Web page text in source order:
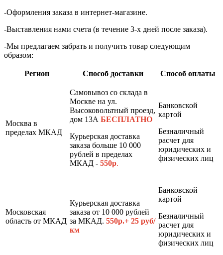
-Оформления заказа в интернет-магазине.
-Выставления нами счета (в течение 3-х дней после заказа).
-Мы предлагаем забрать и получить товар следующим
образом:
Регион Способ доставки Способ оплаты
Москва в
пределах МКАД
Самовывоз со склада в
Москве на ул.
Высоковольтный проезд,
дом 13А БЕСПЛАТНО
Курьерская доставка
заказа больше 10 000
рублей в пределах
МКАД - 550р.
Банковской
картой
Безналичный
расчет для
юридических и
физических лиц
Московская
область от МКАД
Курьерская доставка
заказа от 10 000 рублей
за МКАД. 550р.+ 25 руб/
км
Банковской
картой
Безналичный
расчет для
юридических и
физических лиц